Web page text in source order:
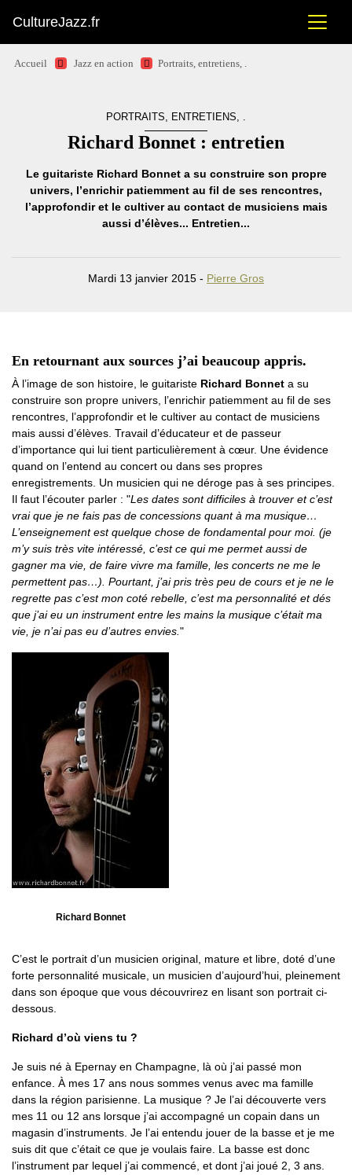
CultureJazz.fr
Accueil Jazz en action Portraits, entretiens, .
PORTRAITS, ENTRETIENS, .
Richard Bonnet : entretien
Le guitariste Richard Bonnet a su construire son propre
univers, l’enrichir patiemment au fil de ses rencontres,
l’approfondir et le cultiver au contact de musiciens mais
aussi d’élèves... Entretien...
Mardi 13 janvier 2015 - Pierre Gros
En retournant aux sources j’ai beaucoup appris.
À l’image de son histoire, le guitariste Richard Bonnet a su
construire son propre univers, l’enrichir patiemment au fil de ses
rencontres, l’approfondir et le cultiver au contact de musiciens
mais aussi d’élèves. Travail d’éducateur et de passeur
d’importance qui lui tient particulièrement à cœur. Une évidence
quand on l’entend au concert ou dans ses propres
enregistrements. Un musicien qui ne déroge pas à ses principes.
Il faut l’écouter parler : "Les dates sont difficiles à trouver et c’est
vrai que je ne fais pas de concessions quant à ma musique…
L’enseignement est quelque chose de fondamental pour moi. (je
m’y suis très vite intéressé, c’est ce qui me permet aussi de
gagner ma vie, de faire vivre ma famille, les concerts ne me le
permettent pas…). Pourtant, j’ai pris très peu de cours et je ne le
regrette pas c’est mon coté rebelle, c’est ma personnalité et dés
que j’ai eu un instrument entre les mains la musique c’était ma
vie, je n’ai pas eu d’autres envies. "
Richard Bonnet
C’est le portrait d’un musicien original, mature et libre, doté d’une
forte personnalité musicale, un musicien d’aujourd’hui, pleinement
dans son époque que vous découvrirez en lisant son portrait ci-
dessous.
Richard d’où viens tu ?
Je suis né à Epernay en Champagne, là où j’ai passé mon
enfance. À mes 17 ans nous sommes venus avec ma famille
dans la région parisienne. La musique ? Je l’ai découverte vers
mes 11 ou 12 ans lorsque j’ai accompagné un copain dans un
magasin d’instruments. Je l’ai entendu jouer de la basse et je me
suis dit que c’était ce que je voulais faire. La basse est donc
l’instrument par lequel j’ai commencé, et dont j’ai joué 2, 3 ans.